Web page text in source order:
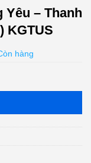
Yêu – Thanh
KGTUS
hàng